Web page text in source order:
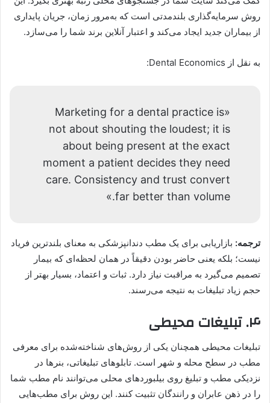
روش سرمایه‌گذاری بلندمدتی است که به‌مرور زمان، جریان پایداری
از بیماران جدید ایجاد می‌کند و اعتبار آنلاین برند شما را می‌سازد.
به نقل از Dental Economics:
«Marketing for a dental practice is
not about shouting the loudest; it is
about being present at the exact
moment a patient decides they need
care. Consistency and trust convert
far better than volume.»
ترجمه: بازاریابی برای یک مطب دندانپزشکی به معنای بلندترین فریاد
نیست؛ بلکه یعنی حاضر بودن دقیقاً در همان لحظه‌ای که بیمار
تصمیم می‌گیرد به مراقبت نیاز دارد. ثبات و اعتماد، بسیار بهتر از
حجم زیاد تبلیغات به نتیجه می‌رسند.
۴. تبلیغات محیطی
تبلیغات محیطی همچنان یکی از روش‌های شناخته‌شده برای معرفی
مطب در سطح محله و شهر است. تابلوهای تبلیغاتی، بنرها در
نزدیکی مطب و تبلیغ روی بیلبوردهای محلی می‌توانند نام مطب شما
را در ذهن عابران و رانندگان تثبیت کنند. این روش برای مطب‌هایی